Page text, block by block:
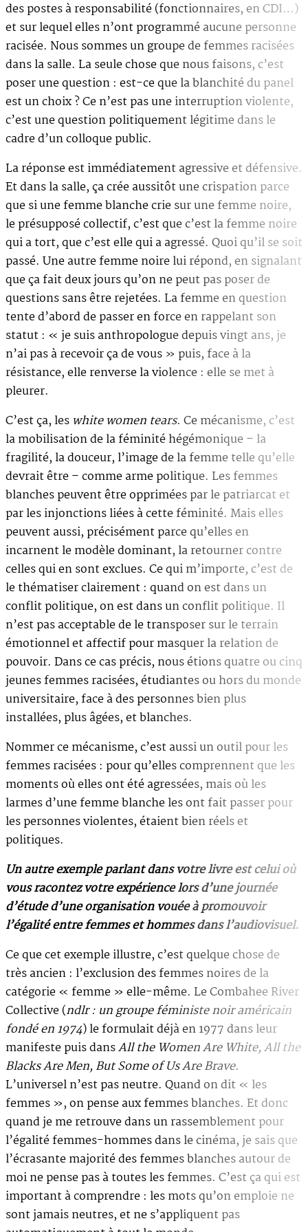
des postes à responsabilité (fonctionnaires, en CDI…)
et sur lequel elles n’ont programmé aucune personne
racisée. Nous sommes un groupe de femmes racisées
dans la salle. La seule chose que nous faisons, c’est
poser une question : est-ce que la blanchité du panel
est un choix ? Ce n’est pas une interruption violente,
c’est une question politiquement légitime dans le
cadre d’un colloque public.
La réponse est immédiatement agressive et défensive.
Et dans la salle, ça crée aussitôt une crispation parce
que si une femme blanche crie sur une femme noire,
le présupposé collectif, c’est que c’est la femme noire
qui a tort, que c’est elle qui a agressé. Quoi qu’il se soit
passé. Une autre femme noire lui répond, en signalant
que ça fait deux jours qu’on ne peut pas poser de
questions sans être rejetées. La femme en question
tente d’abord de passer en force en rappelant son
statut : « je suis anthropologue depuis vingt ans, je
n’ai pas à recevoir ça de vous » puis, face à la
résistance, elle renverse la violence : elle se met à
pleurer.
C’est ça, les white women tears. Ce mécanisme, c’est
la mobilisation de la féminité hégémonique – la
fragilité, la douceur, l’image de la femme telle qu’elle
devrait être – comme arme politique. Les femmes
blanches peuvent être opprimées par le patriarcat et
par les injonctions liées à cette féminité. Mais elles
peuvent aussi, précisément parce qu’elles en
incarnent le modèle dominant, la retourner contre
celles qui en sont exclues. Ce qui m’importe, c’est de
le thématiser clairement : quand on est dans un
conflit politique, on est dans un conflit politique. Il
n’est pas acceptable de le transposer sur le terrain
émotionnel et affectif pour masquer la relation de
pouvoir. Dans ce cas précis, nous étions quatre ou cinq
jeunes femmes racisées, étudiantes ou hors du monde
universitaire, face à des personnes bien plus
installées, plus âgées, et blanches.
Nommer ce mécanisme, c’est aussi un outil pour les
femmes racisées : pour qu’elles comprennent que les
moments où elles ont été agressées, mais où les
larmes d’une femme blanche les ont fait passer pour
les personnes violentes, étaient bien réels et
politiques.
Un autre exemple parlant dans votre livre est celui où
vous racontez votre expérience lors d’une journée
d’étude d’une organisation vouée à promouvoir
l’égalité entre femmes et hommes dans l’audiovisuel.
Ce que cet exemple illustre, c’est quelque chose de
très ancien : l’exclusion des femmes noires de la
catégorie « femme » elle-même. Le Combahee River
Collective (ndlr : un groupe féministe noir américain
fondé en 1974) le formulait déjà en 1977 dans leur
manifeste puis dansAll the Women Are White, All the
Blacks Are Men, But Some of Us Are Brave.
L’universel n’est pas neutre. Quand on dit « les
femmes », on pense aux femmes blanches. Et donc
quand je me retrouve dans un rassemblement pour
l’égalité femmes-hommes dans le cinéma, je sais que
l’écrasante majorité des femmes blanches autour de
moi ne pense pas à toutes les femmes. C’est ça qui est
important à comprendre : les mots qu’on emploie ne
sont jamais neutres, et ne s’appliquent pas